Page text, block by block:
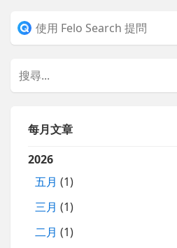
每月文章
2026
五月 (1)
三月 (1)
二月 (1)